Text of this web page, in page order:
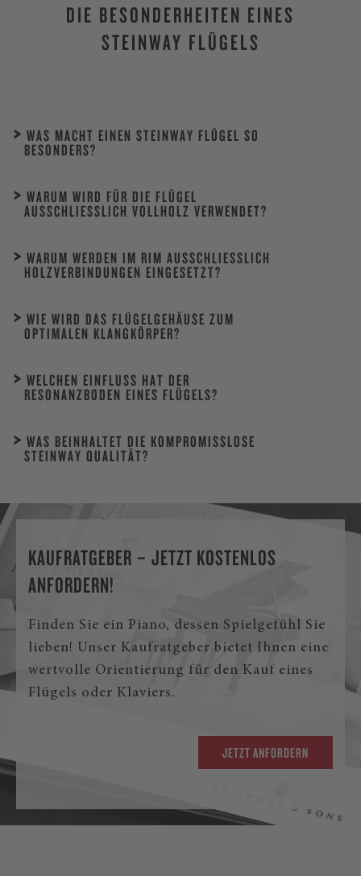
DIE BESONDERHEITEN EINES
STEINWAY FLÜGELS
WAS MACHT EINEN STEINWAY FLÜGEL SO
BESONDERS?
WARUM WIRD FÜR DIE FLÜGEL
AUSSCHLIESSLICH VOLLHOLZ VERWENDET?
WARUM WERDEN IM RIM AUSSCHLIESSLICH H
OLZVERBINDUNGEN EINGESETZT?
WIE WIRD DAS FLÜGELGEHÄUSE ZUM
OPTIMALEN KLANGKÖRPER?
WELCHEN EINFLUSS HAT DER
RESONANZBODEN EINES FLÜGELS?
WAS BEINHALTET DIE KOMPROMISSLOSE
STEINWAY QUALITÄT?
KAUFRATGEBER – JETZT KOSTENLOS
ANFORDERN!
Finden Sie ein Piano, dessen Spielgefühl Sie
lieben! Unser Kaufratgeber bietet Ihnen eine
wertvolle Orientierung für den Kauf eines
Flügels oder Klaviers.
JETZT ANFORDERN